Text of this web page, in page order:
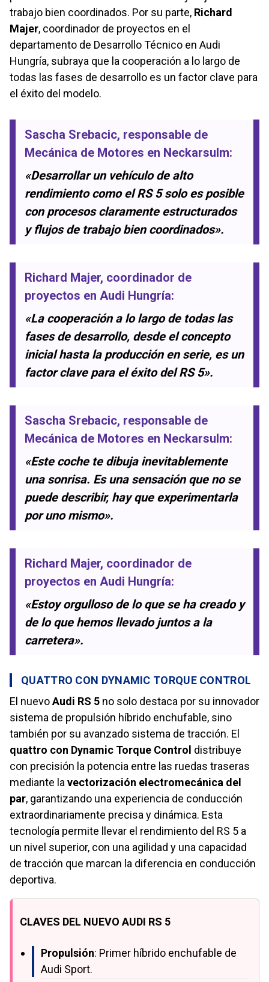
trabajo bien coordinados. Por su parte, Richard
Majer, coordinador de proyectos en el
departamento de Desarrollo Técnico en Audi
Hungría, subraya que la cooperación a lo largo de
todas las fases de desarrollo es un factor clave para
el éxito del modelo.
Sascha Srebacic, responsable de
Mecánica de Motores en Neckarsulm:
«Desarrollar un vehículo de alto
rendimiento como el RS 5 solo es posible
con procesos claramente estructurados
y flujos de trabajo bien coordinados».
Richard Majer, coordinador de
proyectos en Audi Hungría:
«La cooperación a lo largo de todas las
fases de desarrollo, desde el concepto
inicial hasta la producción en serie, es un
factor clave para el éxito del RS 5».
Sascha Srebacic, responsable de
Mecánica de Motores en Neckarsulm:
«Este coche te dibuja inevitablemente
una sonrisa. Es una sensación que no se
puede describir, hay que experimentarla
por uno mismo».
Richard Majer, coordinador de
proyectos en Audi Hungría:
«Estoy orgulloso de lo que se ha creado y
de lo que hemos llevado juntos a la
carretera».
QUATTRO CON DYNAMIC TORQUE CONTROL
El nuevoAudi RS 5 no solo destaca por su innovador
sistema de propulsión híbrido enchufable, sino
también por su avanzado sistema de tracción. El
quattro con Dynamic Torque Control distribuye
con precisión la potencia entre las ruedas traseras
mediante la vectorización electromecánica del
par, garantizando una experiencia de conducción
extraordinariamente precisa y dinámica. Esta
tecnología permite llevar el rendimiento del RS 5 a
un nivel superior, con una agilidad y una capacidad
de tracción que marcan la diferencia en conducción
deportiva.
CLAVES DEL NUEVO AUDI RS 5
Propulsión: Primer híbrido enchufable de
Audi Sport.